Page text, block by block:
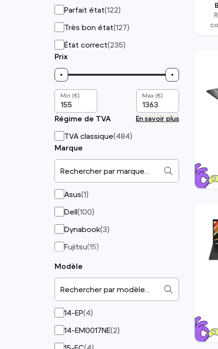
Parfait état(122)
Très bon état(127)
État correct(235)
Prix
Min (€) Max (€)
Régime de TVA En savoir plus
TVA classique(484)
Marque
Rechercher par marque…
Asus(1)
Dell(100)
Dynabook(3)
Fujitsu(15)
HP(190
Microsoft(9)
Samsung
Modèle
Rechercher par modèle…
14-EP(4)
14-EM0017NE(2)